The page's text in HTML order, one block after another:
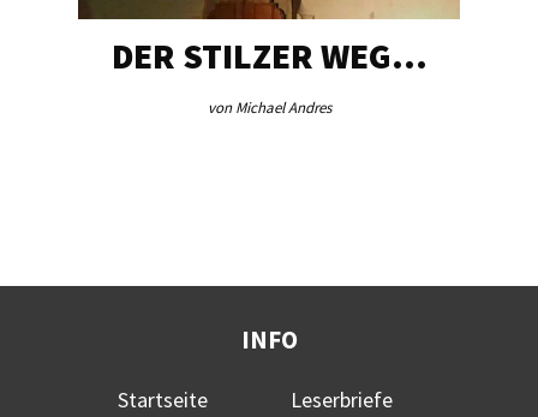
DER STILZER WEG…
von Michael Andres
INFO
Startseite
Leserbriefe